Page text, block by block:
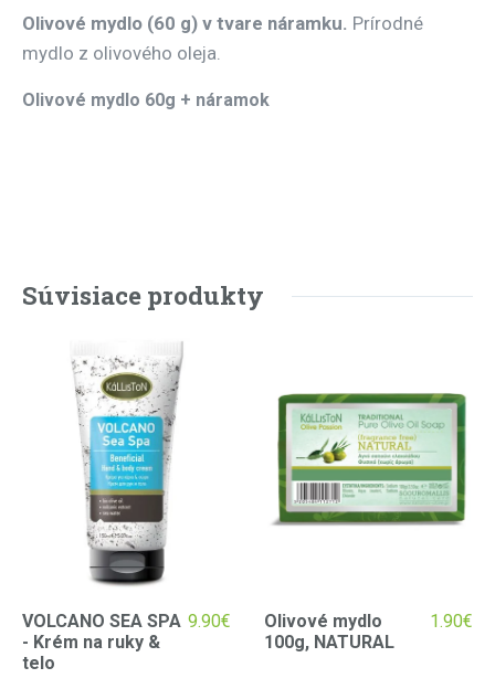
Olivové mydlo (60 g) v tvare náramku. Prírodné
mydlo z olivového oleja.
Olivové mydlo 60g + náramok
Súvisiace produkty
VOLCANO SEA SPA
- Krém na ruky &
telo
9.90€
Olivové mydlo
100g, NATURAL
1.90€